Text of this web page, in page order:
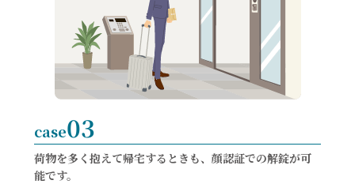
case03
荷物を多く抱えて帰宅するときも、顔認証での解錠が可
能です。